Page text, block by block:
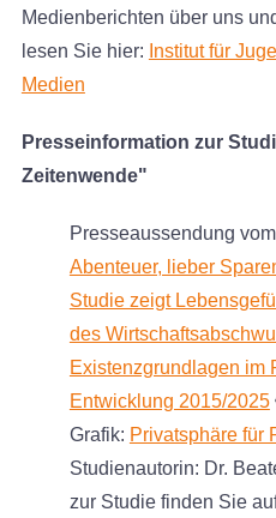
Medienberichten über uns
lesen Sie hier: Institut für
Medien
Presseinformation zur
Zeitenwende"
Presseaussendung
Abenteuer, lieber
Studie zeigt
des
Existenzgrundlagen im
Entwicklung 2015/2025
Grafik: Privatsphäre für
Studienautorin: Dr.
zur Studie finden Sie